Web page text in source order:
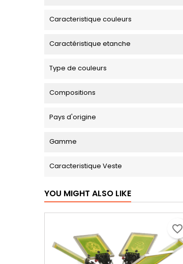
Caracteristique couleurs
Caractéristique etanche
Type de couleurs
Compositions
Pays d'origine
Gamme
Caracteristique Veste
YOU MIGHT ALSO LIKE
favorite_border